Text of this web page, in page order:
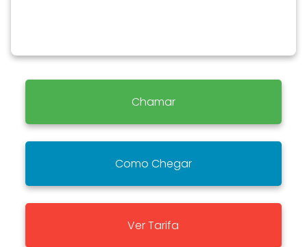
Chamar
Como Chegar
Ver Tarifa